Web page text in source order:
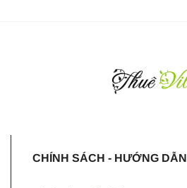
CHÍNH SÁCH - HƯỚNG DẪN